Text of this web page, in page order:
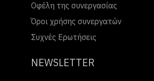
Οφέλη της συνεργασίας
Όροι χρήσης συνεργατών
Συχνές Ερωτήσεις
NEWSLETTER